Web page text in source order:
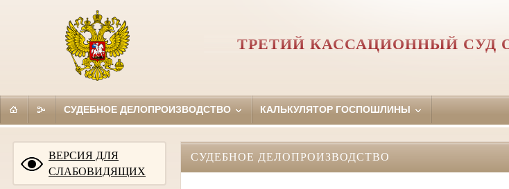
ТРЕТИЙ КАССАЦИОННЫЙ
СУДЕБНОЕ ДЕЛОПРОИЗВОДСТВО КАЛЬКУЛЯТОР ГОСПОШЛИНЫ
ВЕРСИЯ ДЛЯ
СЛАБОВИДЯЩИХ
СУДЕБНОЕ ДЕЛОПРОИЗВОДСТВО